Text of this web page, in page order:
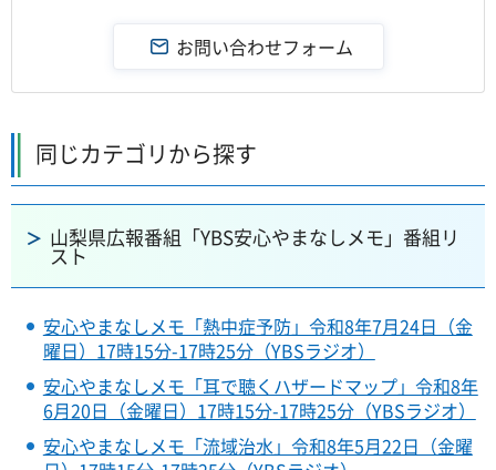
同じカテゴリから探す
山梨県広報番組「YBS安心やまなしメモ」番組リ
スト
安心やまなしメモ「熱中症予防」令和8年7月24日（金
曜日）17時15分-17時25分（YBSラジオ）
安心やまなしメモ「耳で聴くハザードマップ」令和8年
6月20日（金曜日）17時15分-17時25分（YBSラジオ）
安心やまなしメモ「流域治水」令和8年5月22日（金曜